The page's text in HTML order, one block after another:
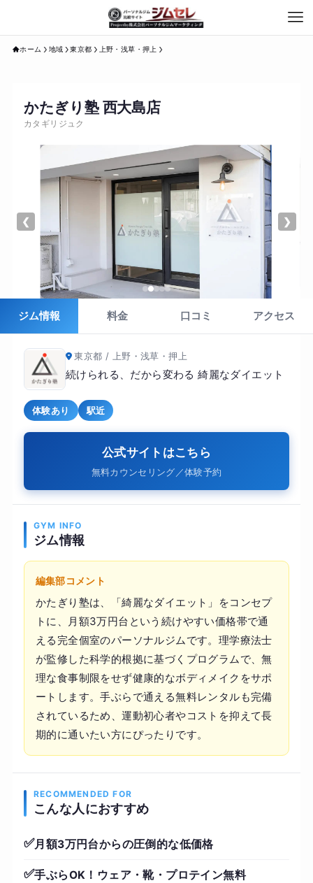
ホーム 地域 東京都 上野・浅草・押上
かたぎり塾 西大島店
カタギリジュク
❮ ❯
ジム情報 料金 口コミ アクセス
東京都 / 上野・浅草・押上
続けられる、だから変わる 綺麗なダイエット
体験あり 駅近
公式サイトはこちら
無料カウンセリング／体験予約
GYM INFO
ジム情報
編集部コメント
かたぎり塾は、「綺麗なダイエット」をコンセプ
トに、月額3万円台という続けやすい価格帯で通
える完全個室のパーソナルジムです。理学療法士
が監修した科学的根拠に基づくプログラムで、無
理な食事制限をせず健康的なボディメイクをサポ
ートします。手ぶらで通える無料レンタルも完備
されているため、運動初心者やコストを抑えて長
期的に通いたい方にぴったりです。
RECOMMENDED FOR
こんな人におすすめ
✅月額3万円台からの圧倒的な低価格
✅手ぶらOK！ウェア・靴・プロテイン無料